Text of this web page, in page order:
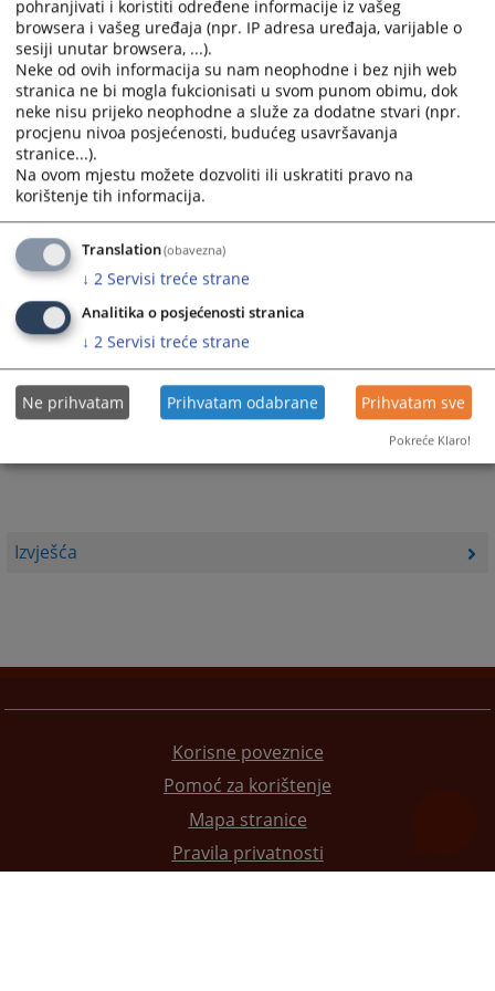
Izvješća
select
a
date.
Press
the
question
mark
key
get
keyboard
shortcuts
for
dates.
select
date.
Press
the
question
mark
shortcuts
dates.
Trenutno nema vijesti
Korisne poveznice
Pomoć za korištenje
Mapa stranice
Pravila privatnosti
pohranjivati i koristiti određene informacije iz vašeg
browsera i vašeg uređaja (npr. IP adresa uređaja, varijable o
sesiji unutar browsera, ...).
Neke od ovih informacija su nam neophodne i bez njih web
stranica ne bi mogla fukcionisati u svom punom obimu, dok
neke nisu prijeko neophodne a služe za dodatne stvari (npr.
procjenu nivoa posjećenosti, budućeg usavršavanja
stranice...).
Na ovom mjestu možete dozvoliti ili uskratiti pravo na
korištenje tih informacija.
Translation(obavezna)
↓ 2 Servisi treće strane
Analitika o posjećenosti stranica
↓ 2 Servisi treće strane
Ne prihvatam Prihvatam odabrane Prihvatam sve
Pokreće Klaro!